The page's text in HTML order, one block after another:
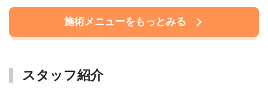
施術メニューをもっとみる
スタッフ紹介